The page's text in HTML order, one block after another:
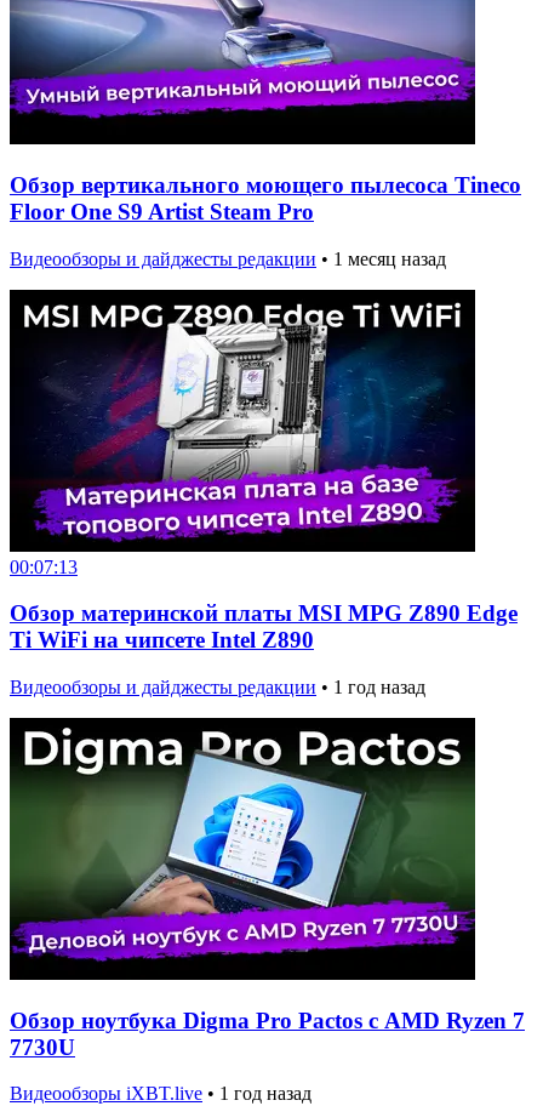
Обзор вертикального моющего пылесоса Tineco
Floor One S9 Artist Steam Pro
Видеообзоры и дайджесты редакции • 1 месяц назад
00:07:13
Обзор материнской платы MSI MPG Z890 Edge
Ti WiFi на чипсете Intel Z890
Видеообзоры и дайджесты редакции • 1 год назад
Обзор ноутбука Digma Pro Pactos с AMD Ryzen 7
7730U
Видеообзоры iXBT.live • 1 год назад